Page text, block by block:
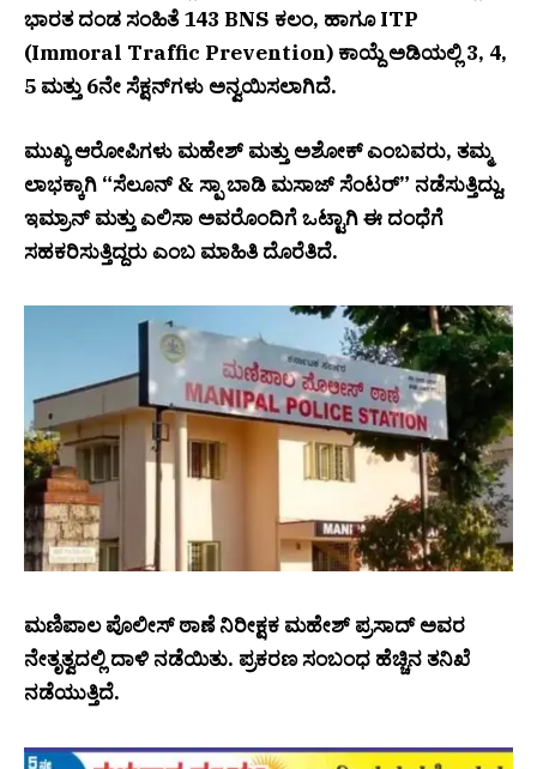
ಭಾರತ ದಂಡ ಸಂಹಿತೆ 143 BNS ಕಲಂ, ಹಾಗೂ ITP
(Immoral Traffic Prevention) ಕಾಯ್ದೆ ಅಡಿಯಲ್ಲಿ 3, 4,
5 ಮತ್ತು 6ನೇ ಸೆಕ್ಷನ್‌ಗಳು ಅನ್ವಯಿಸಲಾಗಿದೆ.
ಮುಖ್ಯ ಆರೋಪಿಗಳು ಮಹೇಶ್ ಮತ್ತು ಅಶೋಕ್ ಎಂಬವರು, ತಮ್ಮ
ಲಾಭಕ್ಕಾಗಿ “ಸೆಲೂನ್ & ಸ್ಪಾ ಬಾಡಿ ಮಸಾಜ್ ಸೆಂಟರ್” ನಡೆಸುತ್ತಿದ್ದು,
ಇಮ್ರಾನ್ ಮತ್ತು ಎಲಿಸಾ ಅವರೊಂದಿಗೆ ಒಟ್ಟಾಗಿ ಈ ದಂಧೆಗೆ
ಸಹಕರಿಸುತ್ತಿದ್ದರು ಎಂಬ ಮಾಹಿತಿ ದೊರೆತಿದೆ.
ಮಣಿಪಾಲ ಪೊಲೀಸ್ ಠಾಣೆ ನಿರೀಕ್ಷಕ ಮಹೇಶ್ ಪ್ರಸಾದ್ ಅವರ
ನೇತೃತ್ವದಲ್ಲಿ ದಾಳಿ ನಡೆಯಿತು. ಪ್ರಕರಣ ಸಂಬಂಧ ಹೆಚ್ಚಿನ ತನಿಖೆ
ನಡೆಯುತ್ತಿದೆ.